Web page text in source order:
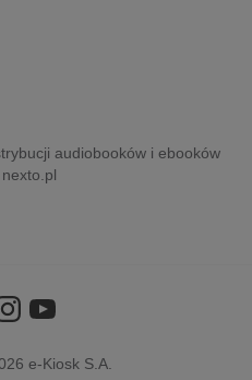
audiobooków i ebooków
e-Kiosk S.A.